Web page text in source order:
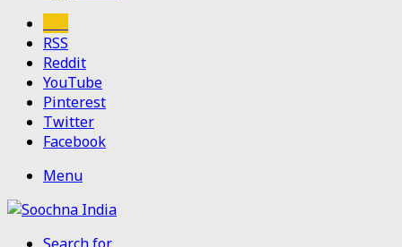
RSS
Reddit
YouTube
Pinterest
Twitter
Facebook
Menu